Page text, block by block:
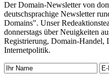
Der Domain-Newsletter von
deutschsprachige Newsletter
Domains". Unser
donnerstags über Neuigkeiten
Registrierung, Domain-Handel,
Internetpolitik.